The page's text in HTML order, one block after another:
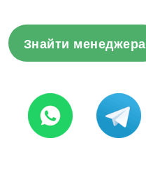
Знайти менеджера